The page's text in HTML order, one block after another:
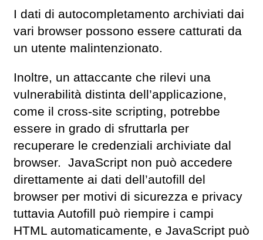
I dati di autocompletamento archiviati dai
vari browser possono essere catturati da
un utente malintenzionato.
Inoltre, un attaccante che rilevi una
vulnerabilità distinta dell’applicazione,
come il cross-site scripting, potrebbe
essere in grado di sfruttarla per
recuperare le credenziali archiviate dal
browser. JavaScript non può accedere
direttamente ai dati dell’autofill del
browser per motivi di sicurezza e privacy
tuttavia Autofill può riempire i campi
HTML automaticamente, e JavaScript può